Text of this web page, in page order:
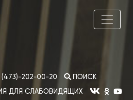
(473)-202-00-20 ПОИСК
ДЛЯ СЛАБОВИДЯЩИХ